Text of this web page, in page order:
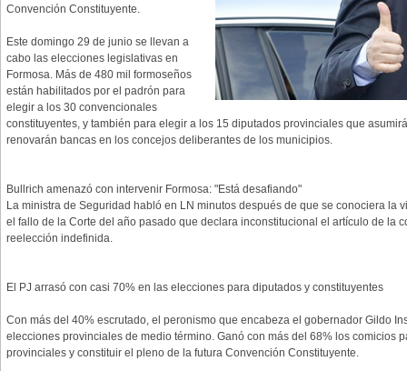
Convención Constituyente.
Este domingo 29 de junio se llevan a
cabo las elecciones legislativas en
Formosa. Más de 480 mil formoseños
están habilitados por el padrón para
elegir a los 30 convencionales
constituyentes, y también para elegir a los 15 diputados provinciales que
renovarán bancas en los concejos deliberantes de los municipios.
Bullrich amenazó con intervenir Formosa: "Está desafiando"
La ministra de Seguridad habló en LN minutos después de que se conociera la
el fallo de la Corte del año pasado que declara inconstitucional el artículo de la
reelección indefinida.
El PJ arrasó con casi 70% en las elecciones para diputados y constituyentes
Con más del 40% escrutado, el peronismo que encabeza el gobernador Gildo
elecciones provinciales de medio término. Ganó con más del 68% los comicios
provinciales y constituir el pleno de la futura Convención Constituyente.